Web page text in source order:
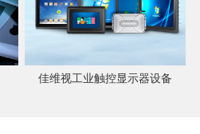
佳维视工业触控显示器设备